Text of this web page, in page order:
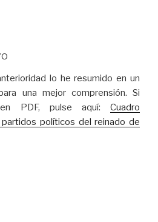
lo he resumido en un
una mejor comprensión. Si
PDF, pulse aquí: Cuadro
políticos del reinado de